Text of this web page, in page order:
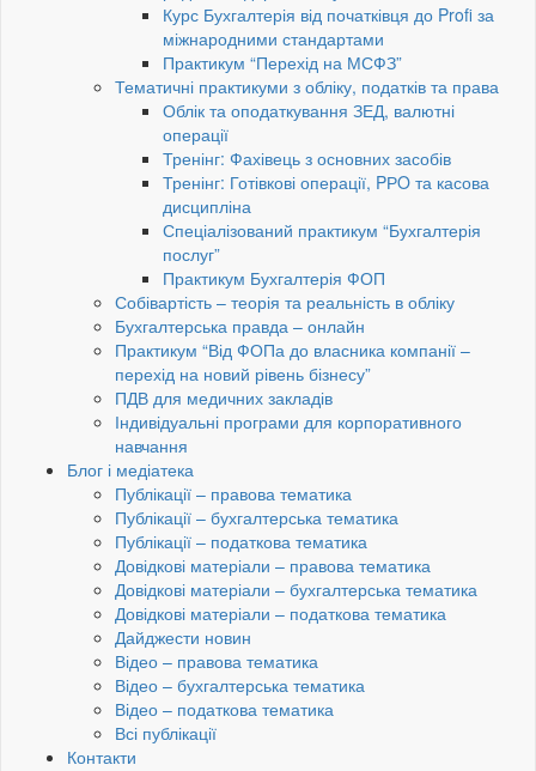
Курс Бухгалтерія від початківця до Profi за
міжнародними стандартами
Практикум “Перехід на МСФЗ”
Тематичні практикуми з обліку, податків та права
Облік та оподаткування ЗЕД, валютні
операції
Тренінг: Фахівець з основних засобів
Тренінг: Готівкові операції, PРO та касова
дисципліна
Спеціалізований практикум “Бухгалтерія
послуг”
Практикум Бухгалтерія ФОП
Собівартість – теорія та реальність в обліку
Бухгалтерська правда – онлайн
Практикум “Від ФОПа до власника компанії –
перехід на новий рівень бізнесу”
ПДВ для медичних закладів
Індивідуальні програми для корпоративного
навчання
Блог і медіатека
Публікації – правова тематика
Публікації – бухгалтерська тематика
Публікації – податкова тематика
Довідкові матеріали – правова тематика
Довідкові матеріали – бухгалтерська тематика
Довідкові матеріали – податкова тематика
Дайджести новин
Відео – правова тематика
Відео – бухгалтерська тематика
Відео – податкова тематика
Всі публікації
Контакти